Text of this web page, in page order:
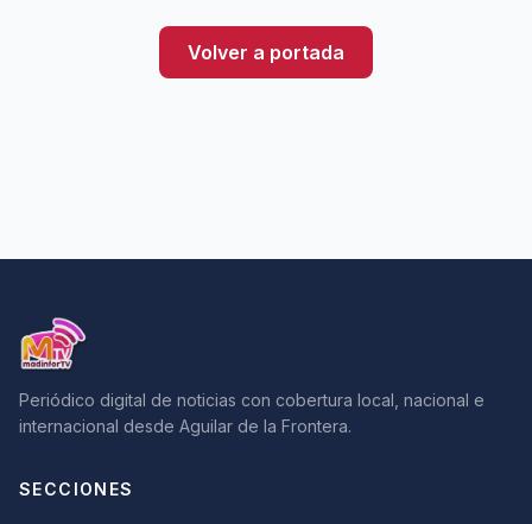
Volver a portada
Periódico digital de noticias con cobertura local, nacional e
internacional desde Aguilar de la Frontera.
SECCIONES